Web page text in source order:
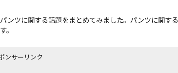
ンツに関する話題をまとめてみました。パンツに関する
。
ンサーリンク